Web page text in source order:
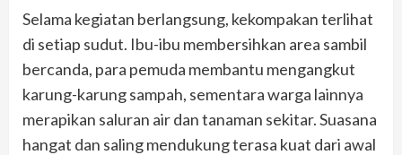
Selama kegiatan berlangsung, kekompakan terlihat
di setiap sudut. Ibu-ibu membersihkan area sambil
bercanda, para pemuda membantu mengangkut
karung-karung sampah, sementara warga lainnya
merapikan saluran air dan tanaman sekitar. Suasana
hangat dan saling mendukung terasa kuat dari awal